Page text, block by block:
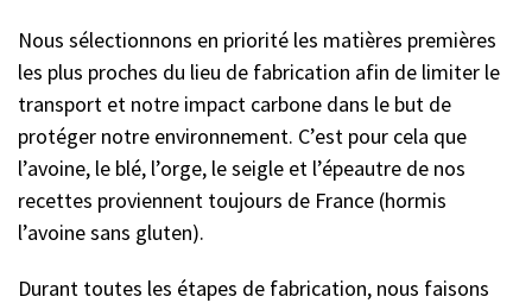
Nous sélectionnons en priorité les matières premières
les plus proches du lieu de fabrication afin de limiter le
transport et notre impact carbone dans le but de
protéger notre environnement. C’est pour cela que
l’avoine, le blé, l’orge, le seigle et l’épeautre de nos
recettes proviennent toujours de France (hormis
l’avoine sans gluten).
Durant toutes les étapes de fabrication, nous faisons